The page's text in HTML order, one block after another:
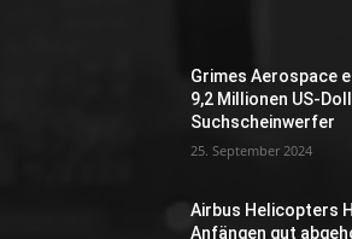
Grimes Aerospace
9,2 Millionen US-
Suchscheinwerfer
25. September 2024
Airbus Helicopters
Anfängen gut